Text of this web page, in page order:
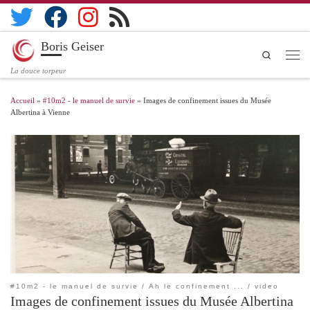
Boris Geiser
La douce torpeur
Search
Accueil » #10m2 - le manuel de survie » Images de confinement issues du Musée
Albertina à Vienne
#10m2 - le manuel de survie Ah le confinement ... video
Images de confinement issues du Musée Albertina